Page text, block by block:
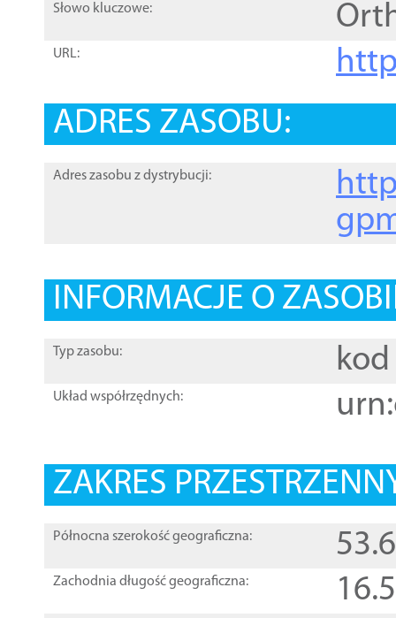
Słowo kluczowe:
URL:
ADRES ZASOBU:
Adres zasobu z dystrybucji:
INFORMACJE O
Typ zasobu: kod
Układ współrzędnych:
ZAKRES
Północna szerokość geograficzna:
Zachodnia długość geograficzna: